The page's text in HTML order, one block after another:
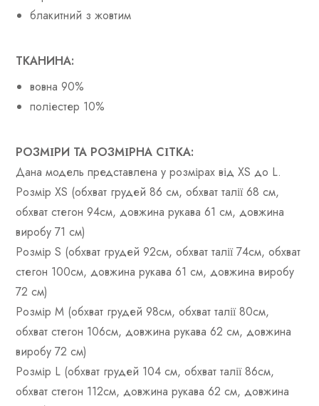
блакитний з жовтим
ТКАНИНА:
вовна 90%
поліестер 10%
РОЗМІРИ ТА РОЗМІРНА СІТКА:
Дана модель представлена ​​у розмірах від XS до L.
Розмір XS (обхват грудей 86 см, обхват талії 68 см,
обхват стегон 94см, довжина рукава 61 см, довжина
виробу 71 см)
Розмір S (обхват грудей 92см, обхват талії 74см, обхват
стегон 100см, довжина рукава 61 см, довжина виробу
72 см)
Розмір М (обхват грудей 98см, обхват талії 80см,
обхват стегон 106см, довжина рукава 62 см, довжина
виробу 72 см)
Розмір L (обхват грудей 104 см, обхват талії 86см,
обхват стегон 112см, довжина рукава 62 см, довжина